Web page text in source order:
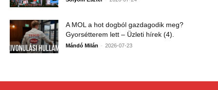
A MOL a hot dogból gazdagodik meg?
Gyorsétterem lett – Üzleti hírek (4).
Mándó Milán - 2026-07-23